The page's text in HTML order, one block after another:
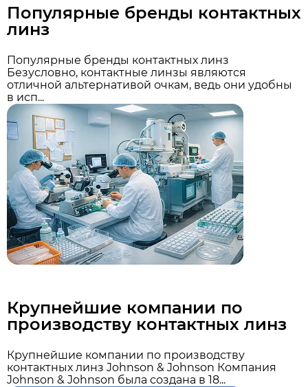
Популярные бренды контактных
линз
Популярные бренды контактных линз
Безусловно, контактные линзы являются
отличной альтернативой очкам, ведь они удобны
в исп...
Крупнейшие компании по
производству контактных линз
Крупнейшие компании по производству
контактных линз Johnson & Johnson Компания
Johnson & Johnson была создана в 18...